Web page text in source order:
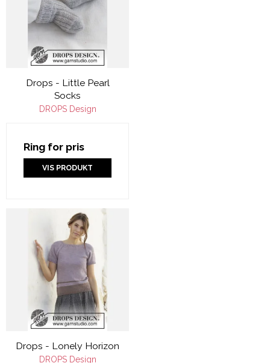
Drops - Little Pearl
Socks
DROPS Design
Ring for pris
VIS PRODUKT
Drops - Lonely Horizon
DROPS Design